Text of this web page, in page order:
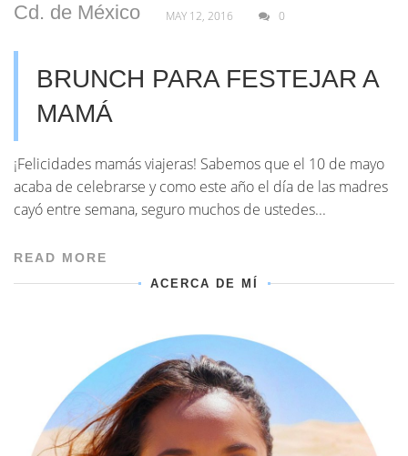
Cd. de México MAY 12, 2016 0
BRUNCH PARA FESTEJAR A
MAMÁ
¡Felicidades mamás viajeras! Sabemos que el 10 de mayo
acaba de celebrarse y como este año el día de las madres
cayó entre semana, seguro muchos de ustedes...
READ MORE
ACERCA DE MÍ